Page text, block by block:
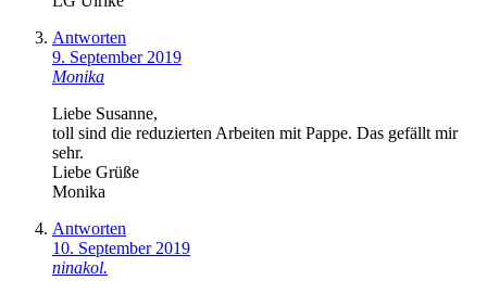
Antworten
9. September 2019
Monika
Liebe Susanne,
toll sind die reduzierten Arbeiten mit Pappe. Das gefällt mir
sehr.
Liebe Grüße
Monika
Antworten
10. September 2019
ninakol.